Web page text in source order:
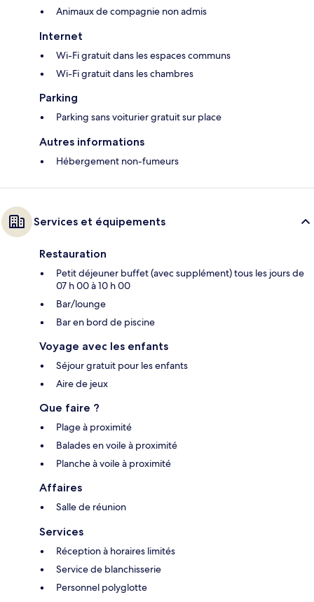
Animaux de compagnie non admis
Internet
Wi-Fi gratuit dans les espaces communs
Wi-Fi gratuit dans les chambres
Parking
Parking sans voiturier gratuit sur place
Autres informations
Hébergement non-fumeurs
Services et équipements
Restauration
Petit déjeuner buffet (avec supplément) tous les jours de
07 h 00 à 10 h 00
Bar/lounge
Bar en bord de piscine
Voyage avec les enfants
Séjour gratuit pour les enfants
Aire de jeux
Que faire ?
Plage à proximité
Balades en voile à proximité
Planche à voile à proximité
Affaires
Salle de réunion
Services
Réception à horaires limités
Service de blanchisserie
Personnel polyglotte